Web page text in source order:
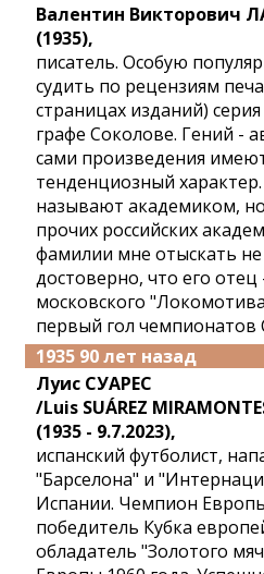
Валентин Викторович
(1935),
писатель. Особую
судить по рецензиям
страницах изданий)
графе Соколове. Гений -
сами произведения
тенденциозный
называют академиком,
прочих российских
фамилии мне отыскать
достоверно, что его
московского
первый гол чемпионатов
1935 90 лет назад
Луис СУАРЕС
/Luis SUÁREZ
(1935 - 9.7.2023),
испанский футболист,
"Барселона" и
Испании. Чемпион
победитель Кубка
обладатель "Золотого